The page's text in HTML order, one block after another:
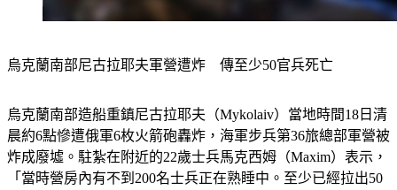
烏克蘭南部尼古拉耶夫軍營遭炸　傳至少50官兵死亡
烏克蘭南部造船重鎮尼古拉耶夫（Mykolaiv）當地時間18日清
晨約6點慘遭俄軍6枚火箭砲轟炸，海軍步兵第36旅總部軍營被
炸成廢墟。駐紮在附近的22歲士兵馬克西姆（Maxim）表示，
「當時營房內有不到200名士兵正在熟睡中。至少已經拉出50